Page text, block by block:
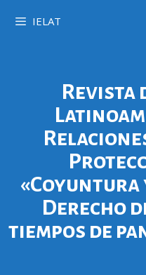
IELAT
Revista
«Coyuntura
Derecho
tiempos de